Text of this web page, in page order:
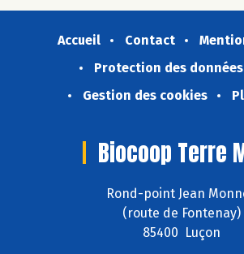
Accueil Contact
Protection des données
Gestion des cookies
Biocoop Terre
Rond-point Jean
(route de Fontenay)
85400 Luçon